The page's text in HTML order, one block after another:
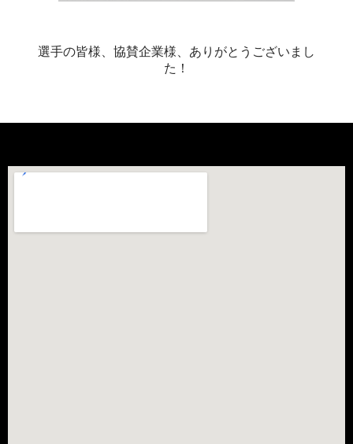
選手の皆様、協賛企業様、ありがとうございまし
た！